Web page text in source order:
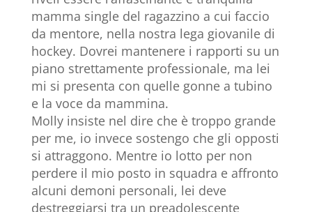
mamma single del ragazzino a cui faccio
da mentore, nella nostra lega giovanile di
hockey. Dovrei mantenere i rapporti su un
piano strettamente professionale, ma lei
mi si presenta con quelle gonne a tubino
e la voce da mammina.
Molly insiste nel dire che è troppo grande
per me, io invece sostengo che gli opposti
si attraggono. Mentre io lotto per non
perdere il mio posto in squadra e affronto
alcuni demoni personali, lei deve
destreggiarsi tra un preadolescente